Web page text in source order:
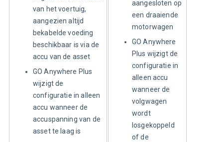
van het voertuig,
aangezien altijd
bekabelde voeding
beschikbaar is via de
accu van de asset
GO Anywhere Plus
wijzigt de
configuratie in alleen
accu wanneer de
accuspanning van de
asset te laag is
aangesloten op
een draaiende
motorwagen
GO Anywhere
Plus wijzigt de
configuratie in
alleen accu
wanneer de
volgwagen
wordt
losgekoppeld
of de